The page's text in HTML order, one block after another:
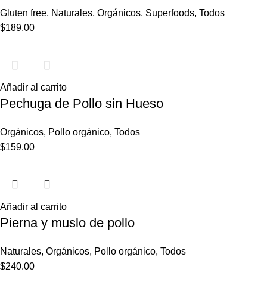
Gluten free, Naturales, Orgánicos, Superfoods, Todos
$189.00
Añadir al carrito
Pechuga de Pollo sin Hueso
Orgánicos, Pollo orgánico, Todos
$159.00
Añadir al carrito
Pierna y muslo de pollo
Naturales, Orgánicos, Pollo orgánico, Todos
$240.00